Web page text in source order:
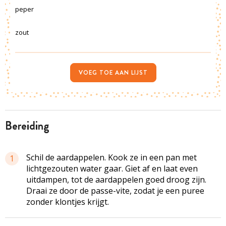
bereiding
1
Schil de aardappelen. Kook ze in een pan met
lichtgezouten water gaar. Giet af en laat even
uitdampen, tot de aardappelen goed droog zijn.
Draai ze door de passe-vite, zodat je een puree
zonder klontjes krijgt.
peper
zout
VOEG TOE AAN LIJST